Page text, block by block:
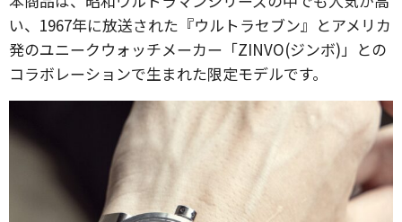
い、1967年に放送された『ウルトラセブン』とアメリカ
発のユニークウォッチメーカー「ZINVO(ジンボ)」との
コラボレーションで生まれた限定モデルです。